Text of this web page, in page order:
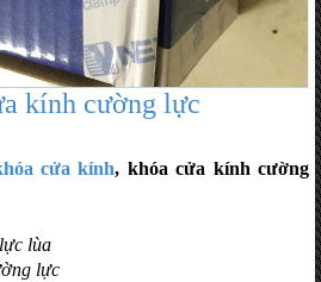
kính cường lực
cửa kính, khóa cửa kính cường
lùa
lực